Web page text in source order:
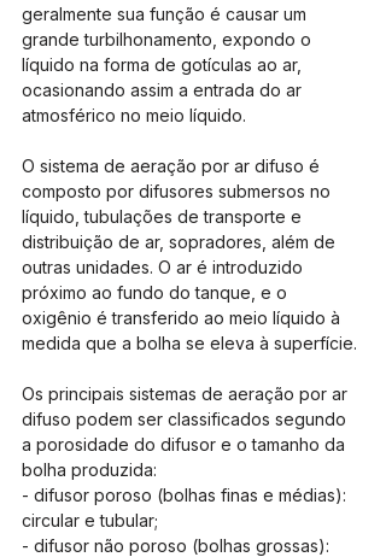
geralmente sua função é causar um
grande turbilhonamento, expondo o
líquido na forma de gotículas ao ar,
ocasionando assim a entrada do ar
atmosférico no meio líquido.
O sistema de aeração por ar difuso é
composto por difusores submersos no
líquido, tubulações de transporte e
distribuição de ar, sopradores, além de
outras unidades. O ar é introduzido
próximo ao fundo do tanque, e o
oxigênio é transferido ao meio líquido à
medida que a bolha se eleva à superfície.
Os principais sistemas de aeração por ar
difuso podem ser classificados segundo
a porosidade do difusor e o tamanho da
bolha produzida:
- difusor poroso (bolhas finas e médias):
circular e tubular;
- difusor não poroso (bolhas grossas):